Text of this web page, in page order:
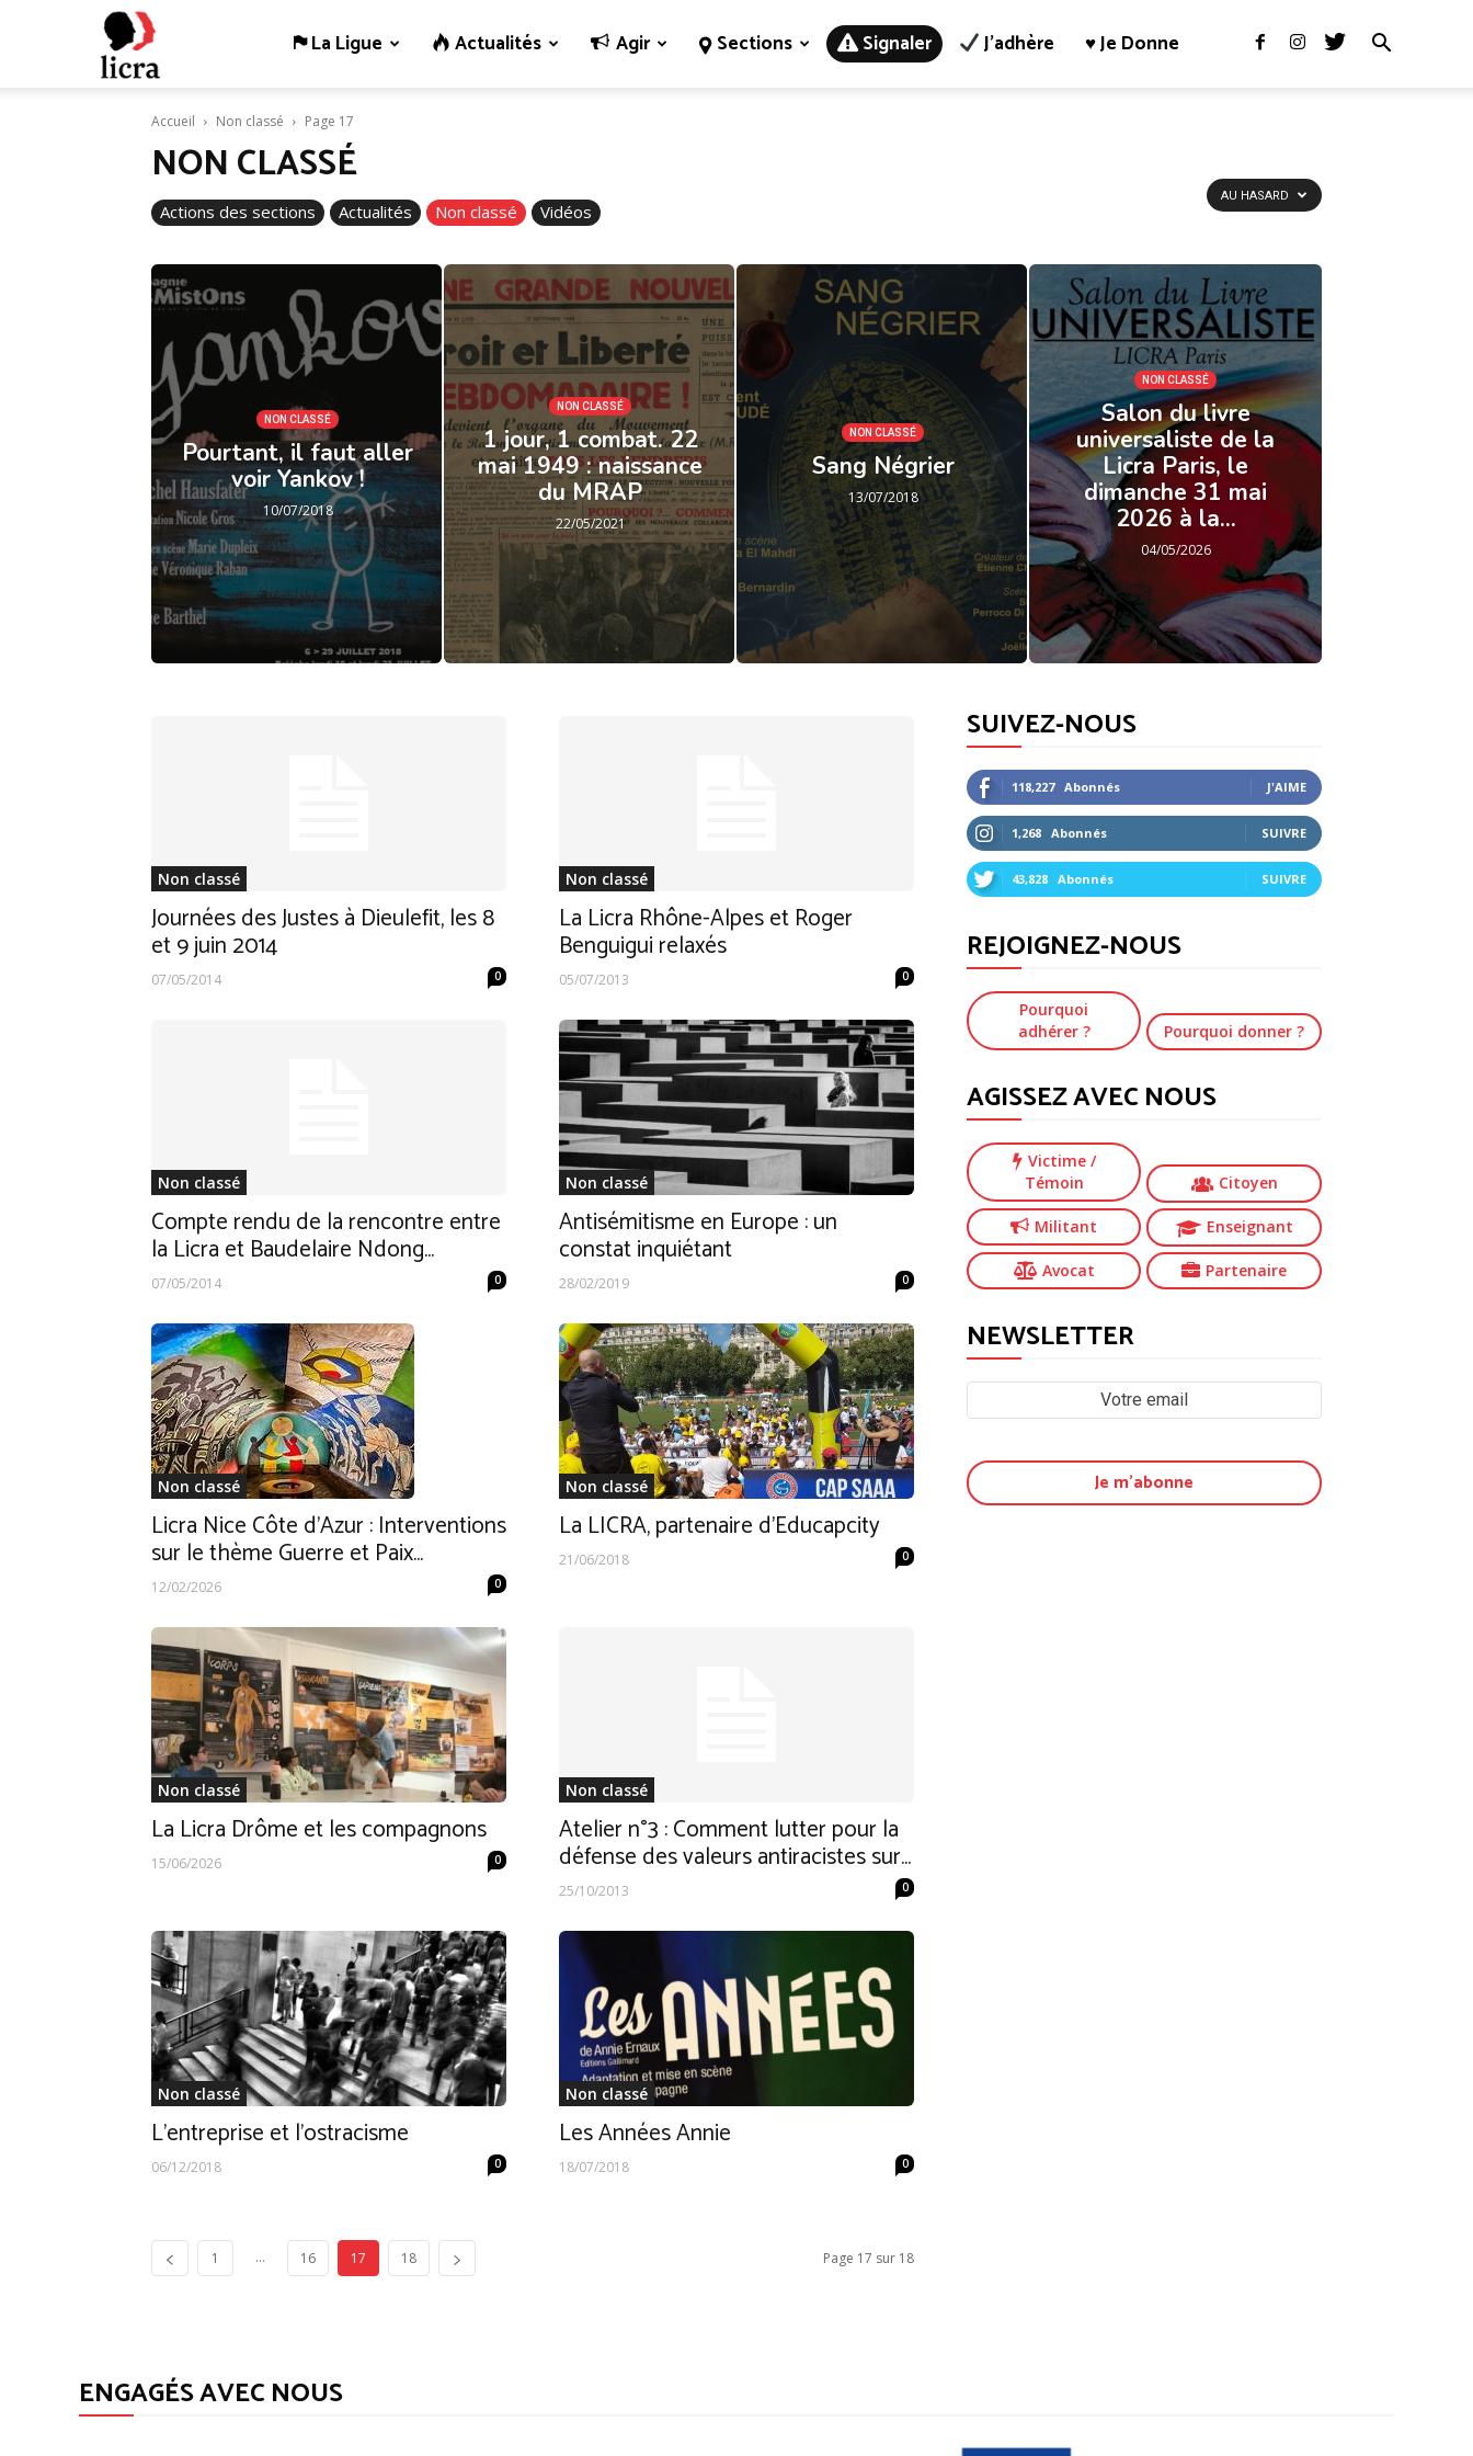
–
Antiraciste
depuis
1927
La Ligue Actualités Agir Sections Signaler J’adhère ♥ Je Donne
Accueil Non classé Page 17
NON CLASSÉ
Actions des sections Actualités Non classé Vidéos
AU HASARD
NON CLASSÉ
Pourtant, il faut aller
voir Yankov !
10/07/2018
NON CLASSÉ
1 jour, 1 combat. 22
mai 1949 : naissance
du MRAP
22/05/2021
NON CLASSÉ
Sang Négrier
13/07/2018
NON CLASSÉ
Salon du livre
universaliste de la
Licra Paris, le
dimanche 31 mai
2026 à la...
04/05/2026
Non classé
Journées des Justes à Dieulefit, les 8
et 9 juin 2014
07/05/2014 0
Non classé
La Licra Rhône-Alpes et Roger
Benguigui relaxés
05/07/2013 0
Non classé
Compte rendu de la rencontre entre
la Licra et Baudelaire Ndong...
07/05/2014 0
Non classé
Antisémitisme en Europe : un
constat inquiétant
28/02/2019 0
Non classé
Licra Nice Côte d’Azur : Interventions
sur le thème Guerre et Paix...
12/02/2026 0
Non classé
La LICRA, partenaire d’Educapcity
21/06/2018 0
Non classé
La Licra Drôme et les compagnons
15/06/2026 0
Non classé
Atelier n°3 : Comment lutter pour la
défense des valeurs antiracistes sur...
25/10/2013 0
Non classé
L’entreprise et l’ostracisme
06/12/2018 0
Non classé
Les Années Annie
18/07/2018 0
1 ... 16 17 18 Page 17 sur 18
SUIVEZ-NOUS
118,227 Abonnés J'AIME
1,268 Abonnés SUIVRE
43,828 Abonnés SUIVRE
REJOIGNEZ-NOUS
Pourquoi
adhérer ?
Pourquoi donner ?
AGISSEZ AVEC NOUS
Victime /
Témoin
Citoyen
Militant Enseignant
Avocat Partenaire
NEWSLETTER
ENGAGÉS AVEC NOUS